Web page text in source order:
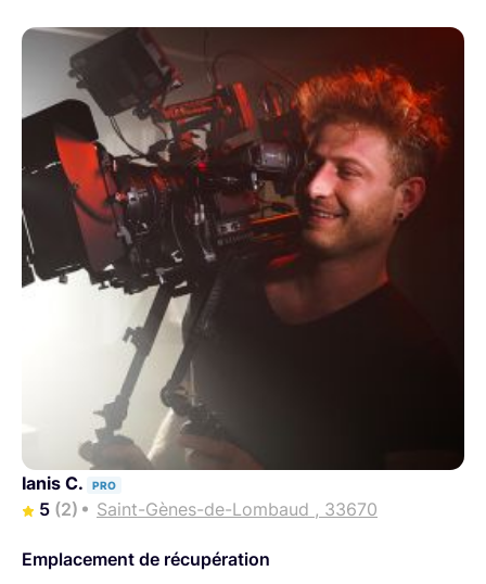
Ianis C. PRO
5 (2) Saint-Gènes-de-Lombaud , 33670
Emplacement de récupération